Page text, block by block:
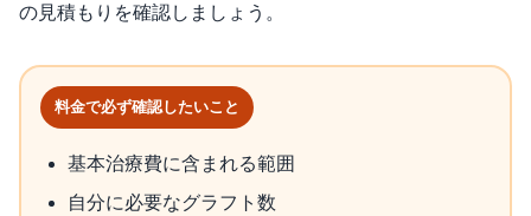
の見積もりを確認しましょう。
料金で必ず確認したいこと
基本治療費に含まれる範囲
自分に必要なグラフト数